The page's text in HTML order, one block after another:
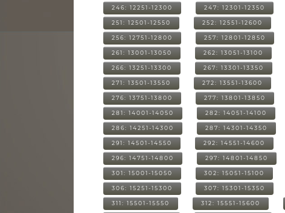
246: 12251-12300 247: 12301-12350
251: 12501-12550 252: 12551-12600
256: 12751-12800 257: 12801-12850
261: 13001-13050 262: 13051-13100
266: 13251-13300 267: 13301-13350
271: 13501-13550 272: 13551-13600
276: 13751-13800 277: 13801-13850
281: 14001-14050 282: 14051-14100
286: 14251-14300 287: 14301-14350
291: 14501-14550 292: 14551-14600
296: 14751-14800 297: 14801-14850
301: 15001-15050 302: 15051-15100
306: 15251-15300 307: 15301-15350
311: 15501-15550 312: 15551-15600